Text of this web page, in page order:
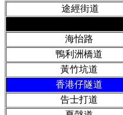
途經街道
海怡路
鴨利洲橋道
黃竹坑道
香港仔隧道
告士打道